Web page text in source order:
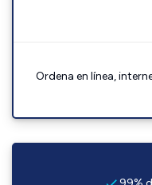
Ordena en línea,